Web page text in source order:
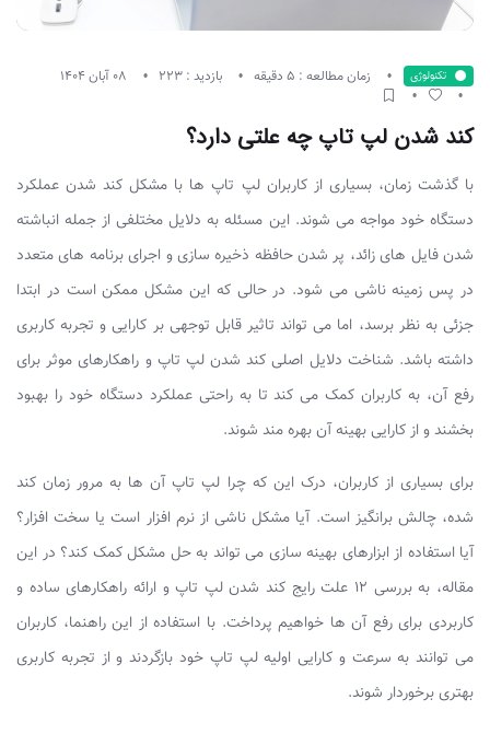
تکنولوژی زمان مطالعه : 5 دقیقه بازدید : 223
کند شدن لپ تاپ چه علتی دارد؟
با گذشت زمان، بسیاری از کاربران لپ تاپ ها با مشکل کند شدن عملکرد
دستگاه خود مواجه می شوند. این مسئله به دلایل مختلفی از جمله انباشته
شدن فایل های زائد، پر شدن حافظه ذخیره سازی و اجرای برنامه های متعدد
در پس زمینه ناشی می شود. در حالی که این مشکل ممکن است در ابتدا
جزئی به نظر برسد، اما می تواند تاثیر قابل توجهی بر کارایی و تجربه کاربری
داشته باشد. شناخت دلایل اصلی کند شدن لپ تاپ و راهکارهای موثر برای
رفع آن، به کاربران کمک می کند تا به راحتی عملکرد دستگاه خود را بهبود
بخشند و از کارایی بهینه آن بهره مند شوند.
برای بسیاری از کاربران، درک این که چرا لپ تاپ آن ها به مرور زمان کند
شده، چالش برانگیز است. آیا مشکل ناشی از نرم افزار است یا سخت افزار؟
آیا استفاده از ابزارهای بهینه سازی می تواند به حل مشکل کمک کند؟ در این
مقاله، به بررسی ۱۲ علت رایج کند شدن لپ تاپ و ارائه راهکارهای ساده و
کاربردی برای رفع آن ها خواهیم پرداخت. با استفاده از این راهنما، کاربران
می توانند به سرعت و کارایی اولیه لپ تاپ خود بازگردند و از تجربه کاربری
بهتری برخوردار شوند.